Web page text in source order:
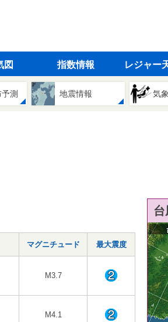
図 指数情報 レジャー
測 地震情報 気
マグニチュード 最大震度
M3.7
M4.1